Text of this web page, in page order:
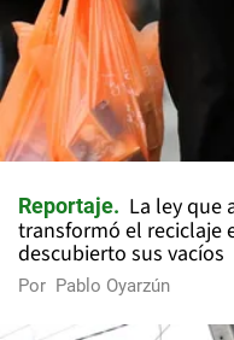
Reportaje
La ley que
transformó el reciclaje
descubierto sus vacíos
Por Pablo Oyarzún